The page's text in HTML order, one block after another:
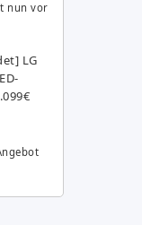
nun vor
LG